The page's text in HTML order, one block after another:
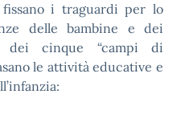
fissano i traguardi per lo
delle bambine e dei
dei cinque “campi di
le attività educative e